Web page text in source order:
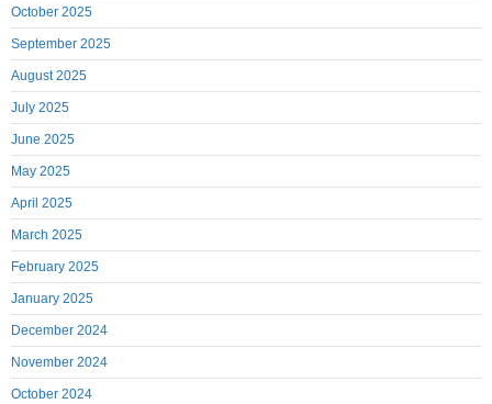
October 2025
September 2025
August 2025
July 2025
June 2025
May 2025
April 2025
March 2025
February 2025
January 2025
December 2024
November 2024
October 2024